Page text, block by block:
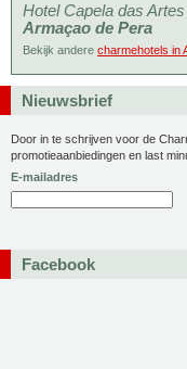
Hotel Capela das
Armaçao de Pera
Bekijk andere charmehotels in
Nieuwsbrief
Door in te schrijven voor de
promotieaanbiedingen en last
E-mailadres
Facebook